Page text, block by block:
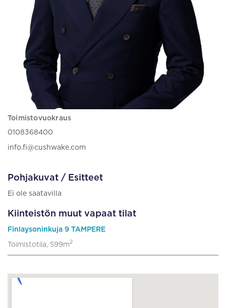
Toimistovuokraus
0108368400
info.fi@cushwake.com
Pohjakuvat / Esitteet
Ei ole saatavilla
Kiinteistön muut vapaat tilat
Finlaysoninkuja 9 TAMPERE
Toimistotila, 599m2